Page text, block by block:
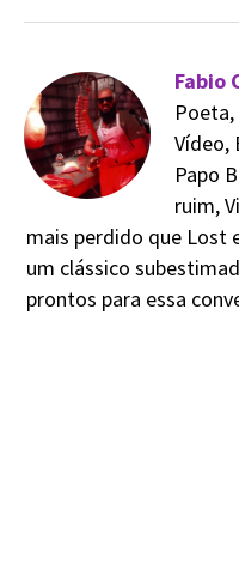
Fabio
Poeta,
Vídeo,
Papo
ruim,
mais perdido que Lost
um clássico
prontos para essa